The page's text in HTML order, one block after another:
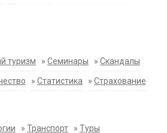
туризм » Семинары » Скандалы
» Статистика » Страхование
» Транспорт » Туры